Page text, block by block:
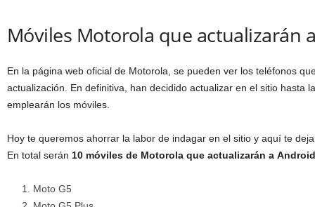
Móviles Motorola que actualizarán
En la página web oficial de Motorola, se pueden ver los teléfonos
actualización. En definitiva, han decidido actualizar en el sitio hasta
emplearán los móviles.
Hoy te queremos ahorrar la labor de indagar en el sitio y aquí te
En total serán 10 móviles de Motorola que actualizarán a
Moto G5